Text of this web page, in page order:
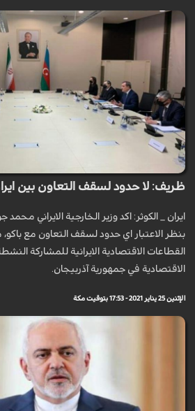
ظريف: لا حدود لسقف التعاون بين
ايران _ الكوثر: اكد وزير الخارجية الايراني
بنظر الاعتبار اي حدود لسقف التعاون مع
القطاعات الاقتصادية الايرانية للمشاركة
الاقتصادية في جمهورية آذربيجان.
الإثنين 25 يناير 2021 - 17:53 بتوقيت مكة